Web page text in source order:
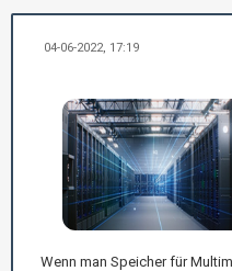
04-06-2022, 17:19
Wenn man Speicher für